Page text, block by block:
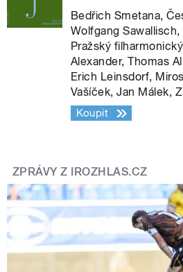
Bedřich Smetana,
Wolfgang
Pražský
Alexander, Thomas
Erich Leinsdorf,
Vašíček, Jan Málek,
Koupit
ZPRÁVY Z IROZHLAS.CZ